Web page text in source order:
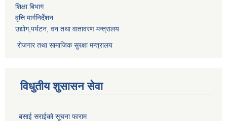
शिक्षा बिभाग
वृत्ति मार्गनिर्देशन
उद्योग,पर्यटन, वन तथा वातावरण मन्त्रालय
रोजगार तथा सामाजिक सुरक्षा मन्त्रालय
विधुतीय शुसासन सेवा
बसाई सराईको सूचना फाराम